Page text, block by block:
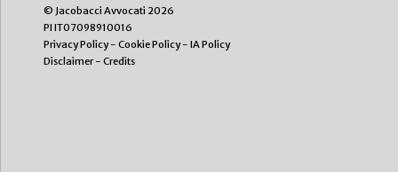
© Jacobacci Avvocati 2026
PI IT07098910016
Privacy Policy- Cookie Policy- IA Policy
Disclaimer- Credits